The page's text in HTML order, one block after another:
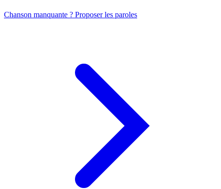
Chanson manquante ? Proposer les paroles